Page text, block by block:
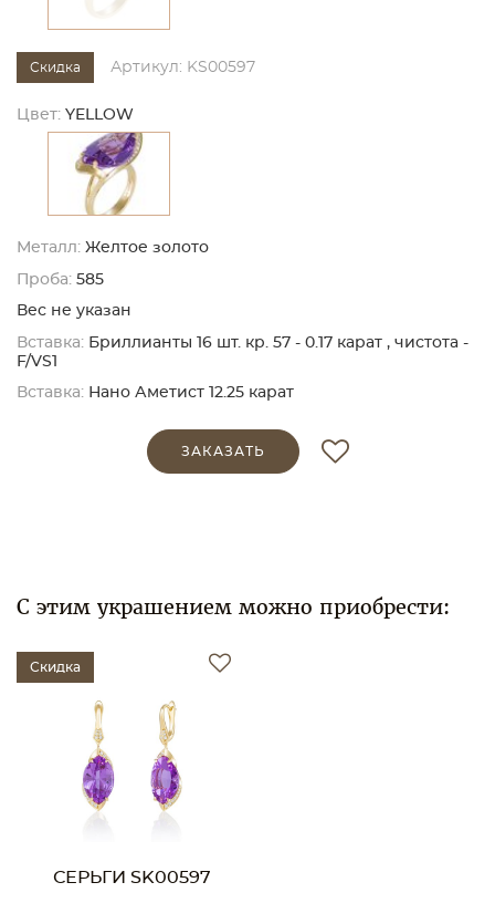
Скидка Артикул: KS00597
Цвет: YELLOW
Металл: Желтое золото
Проба: 585
Вес не указан
Вставка: Бриллианты 16 шт. кр. 57 - 0.17 карат , чистота -
F/VS1
Вставка: Нано Аметист 12.25 карат
ЗАКАЗАТЬ
С этим украшением можно приобрести:
Скидка
СЕРЬГИ SK00597